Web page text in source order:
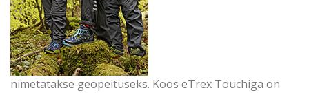
nimetatakse geopeituseks. Koos eTrex Touchiga on